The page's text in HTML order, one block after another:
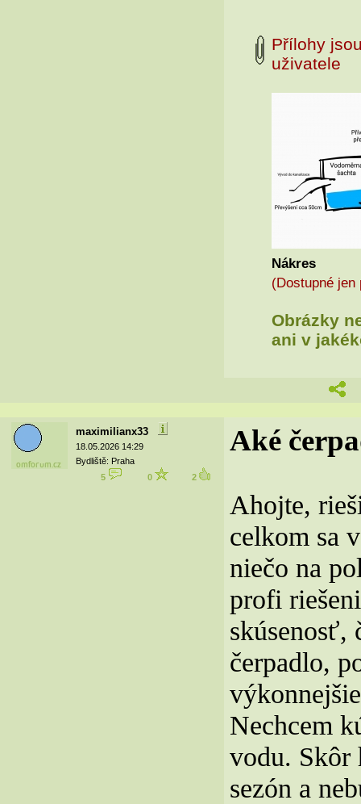
Přílohy
Nákres
(Dostupné
Obrázky
ani v
maximilianx33
18.05.2026 14:29
Bydliště: Praha
5
0 2
Aké
Ahojte,
celkom sa
niečo na
profi
skúsenosť,
čerpadlo,
Nechcem
vodu. Skôr
sezón a